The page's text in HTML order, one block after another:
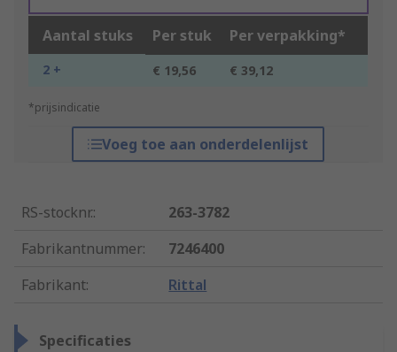
Aantal stuks Per stuk Per verpakking*
2 + € 19,56 € 39,12
*prijsindicatie
Voeg toe aan onderdelenlijst
RS-stocknr.:
263-3782
Fabrikantnummer:
7246400
Fabrikant: Rittal
Specificaties